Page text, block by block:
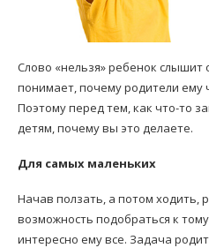
Слово «нельзя» ребенок слышит
понимает, почему родители ему
Поэтому перед тем, как что-то
детям, почему вы это делаете.
Для самых маленьких
Начав ползать, а потом ходить,
возможность подобраться к
интересно ему все. Задача